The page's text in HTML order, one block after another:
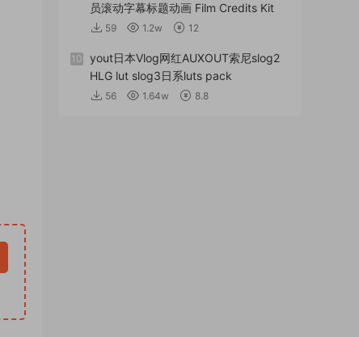
员滚动字幕标题动画 Film Credits Kit
59 1.2w 12
10
yout日本Vlog网红AUXOUT索尼slog2
HLG lut slog3日系luts pack
56 1.64w 8.8